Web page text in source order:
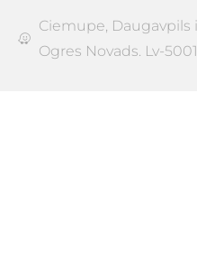
Ciemupe, Daugavpils
Ogres Novads. Lv-5001